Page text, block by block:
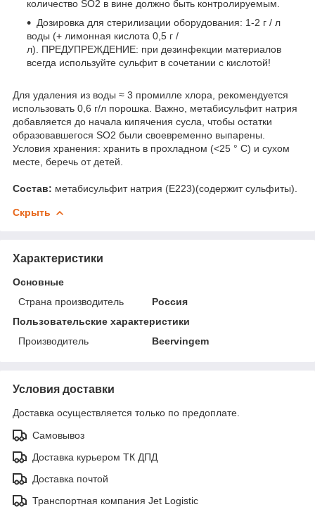
количество SO2 в вине должно быть контролируемым.
Дозировка для стерилизации оборудования: 1-2 г / л
воды (+ лимонная кислота 0,5 г /
л). ПРЕДУПРЕЖДЕНИЕ: при дезинфекции материалов
всегда используйте сульфит в сочетании с кислотой!
Для удаления из воды ≈ 3 промилле хлора, рекомендуется
использовать 0,6 г/л порошка. Важно, метабисульфит натрия
добавляется до начала кипячения сусла, чтобы остатки
образовавшегося SO2 были своевременно выпарены.
Условия хранения: хранить в прохладном (<25 ° C) и сухом
месте, беречь от детей.
Состав: метабисульфит натрия (E223)(содержит сульфиты).
Скрыть
Характеристики
Основные
Страна производитель
Россия
Пользовательские характеристики
Производитель
Beervingem
Условия доставки
Доставка осуществляется только по предоплате.
Самовывоз
Доставка курьером ТК ДПД
Доставка почтой
Транспортная компания Jet Logistic